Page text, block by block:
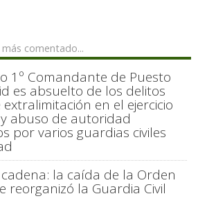
más comentado...
1º Comandante de Puesto
es absuelto de los delitos
en el ejercicio
abuso de autoridad
por varios guardias civiles
la caída de la Orden
reorganizó la Guardia Civil